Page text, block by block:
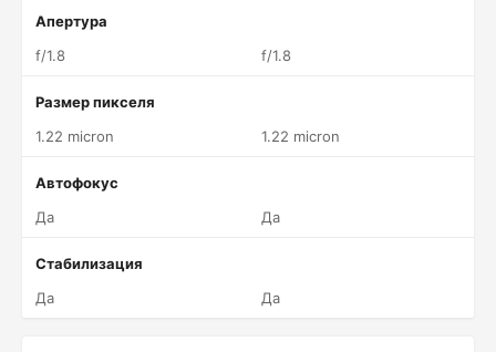
Апертура
f/1.8
f/1.8
Размер пикселя
1.22 micron
1.22 micron
Автофокус
Да
Да
Стабилизация
Да
Да